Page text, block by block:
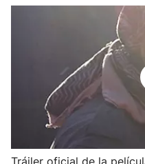
Tráiler oficial de la